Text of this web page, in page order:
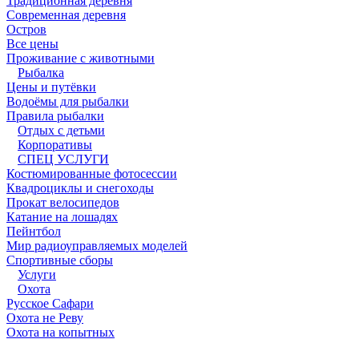
Современная деревня
Остров
Все цены
Проживание с животными
Рыбалка
Цены и путёвки
Водоёмы для рыбалки
Правила рыбалки
Отдых с детьми
Корпоративы
СПЕЦ УСЛУГИ
Костюмированные фотосессии
Квадроциклы и снегоходы
Прокат велосипедов
Катание на лошадях
Пейнтбол
Мир радиоуправляемых моделей
Спортивные сборы
Услуги
Охота
Русское Сафари
Охота не Реву
Охота на копытных